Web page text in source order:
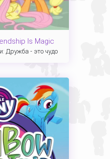
Is Magic
Дружба - это чудо